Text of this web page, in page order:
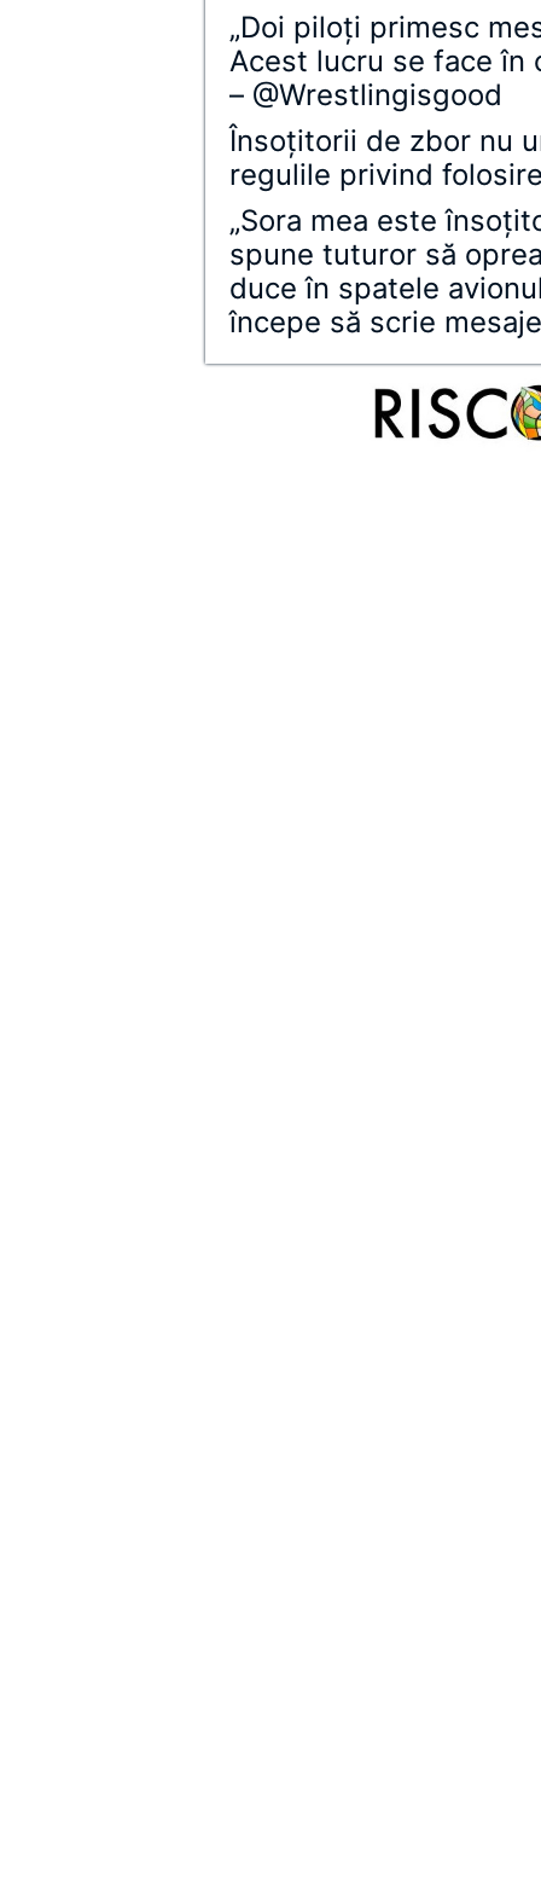
„Doi piloţi primesc
Acest lucru se face în
– @Wrestlingisgood
Însoţitorii de zbor nu
regulile privind
„Sora mea este
spune tuturor să
duce în spatele
începe să scrie